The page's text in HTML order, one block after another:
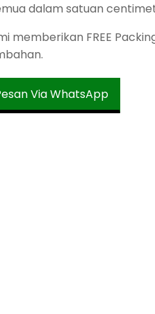
dalam satuan
memberikan FREE
Via WhatsApp